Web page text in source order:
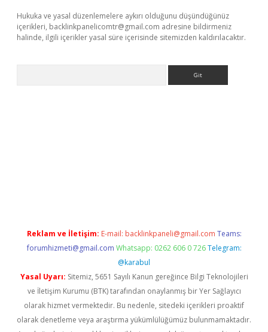
Hukuka ve yasal düzenlemelere aykırı olduğunu düşündüğünüz
içerikleri, backlinkpanelicomtr@gmail.com adresine bildirmeniz
halinde, ilgili içerikler yasal süre içerisinde sitemizden kaldırılacaktır.
Reklam ve İletişim: E-mail: backlinkpaneli@gmail.com Teams:
forumhizmeti@gmail.com Whatsapp: 0262 606 0 726 Telegram:
@karabul
Yasal Uyarı: Sitemiz, 5651 Sayılı Kanun gereğince Bilgi Teknolojileri
ve İletişim Kurumu (BTK) tarafından onaylanmış bir Yer Sağlayıcı
olarak hizmet vermektedir. Bu nedenle, sitedeki içerikleri proaktif
olarak denetleme veya araştırma yükümlülüğümüz bulunmamaktadır.